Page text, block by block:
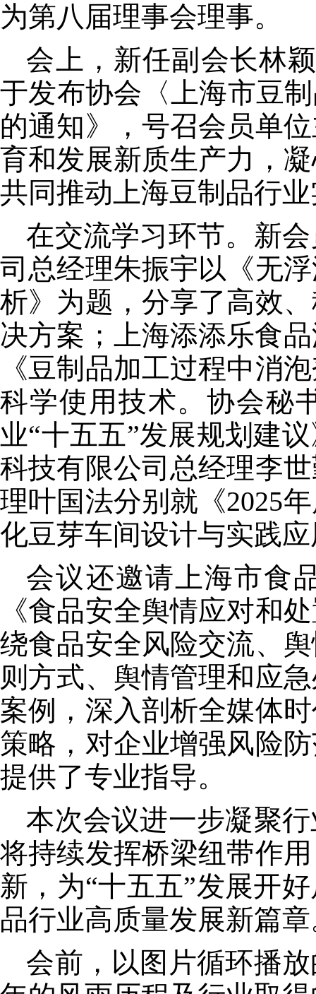
为第八届理事会理事。
会上，新任副会长林
于发布协会〈上海市豆
的通知》，号召会员单
育和发展新质生产力，
共同推动上海豆制品行
在交流学习环节。新
司总经理朱振宇以《无
析》为题，分享了高效
决方案；上海添添乐食
《豆制品加工过程中消
科学使用技术。协会秘
业“十五五”发展规划建
科技有限公司总经理李
理叶国法分别就《2025
化豆芽车间设计与实践
会议还邀请上海市食
《食品安全舆情应对和
绕食品安全风险交流、
则方式、舆情管理和应
案例，深入剖析全媒体
策略，对企业增强风险
提供了专业指导。
本次会议进一步凝聚
将持续发挥桥梁纽带作
新，为“十五五”发展开
品行业高质量发展新篇
会前，以图片循环播